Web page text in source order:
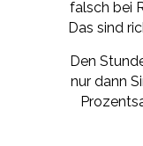
falsch bei
Das sind
Den
nur dann